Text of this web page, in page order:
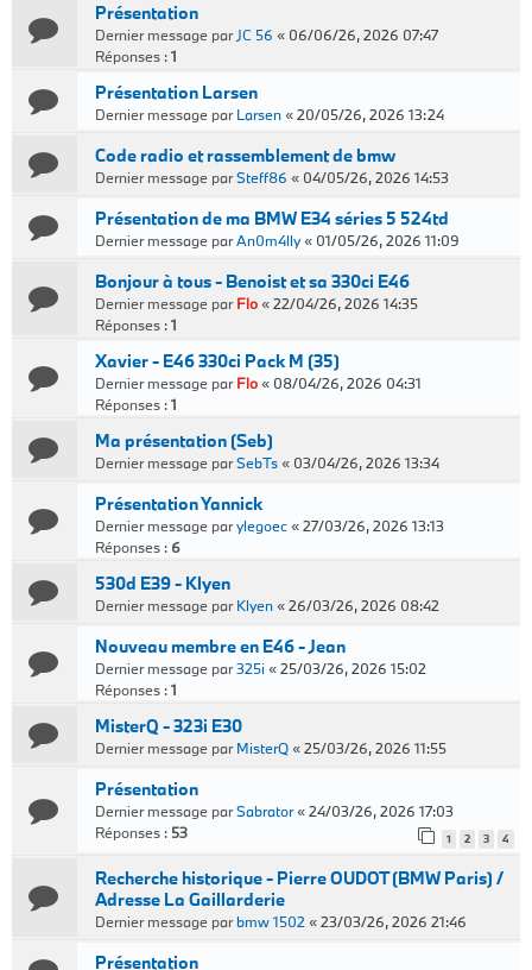
Présentation
Dernier message par JC 56 « 06/06/26, 2026 07:47
Réponses :1
Présentation Larsen
Dernier message parLarsen«20/05/26, 2026 13:24
Code radio et rassemblement de bmw
Dernier message parSteff86 « 04/05/26, 2026 14:53
Présentation de ma BMW E34 séries 5 524td
Dernier message parAn0m4lly« 01/05/26, 2026 11:09
Bonjour à tous - Benoist et sa 330ci E46
Dernier message parFlo«22/04/26, 2026 14:35
Réponses :1
Xavier - E46 330ci Pack M (35)
Dernier message parFlo« 08/04/26, 2026 04:31
Réponses :1
Ma présentation (Seb)
Dernier message parSebTs« 03/04/26, 2026 13:34
Présentation Yannick
Dernier message parylegoec«27/03/26, 2026 13:13
Réponses : 6
530d E39 - Klyen
Dernier message parKlyen«26/03/26, 2026 08:42
Nouveau membre en E46 - Jean
Dernier message par325i «25/03/26, 2026 15:02
Réponses :1
MisterQ - 323i E30
Dernier message parMisterQ«25/03/26, 2026 11:55
Présentation
Dernier message parSabrator«24/03/26, 2026 17:03
Réponses : 53 1 2 3 4
Recherche historique - Pierre OUDOT (BMW Paris) /
Adresse La Gaillarderie
Dernier message parbmw 1502 «23/03/26, 2026 21:46
Présentation